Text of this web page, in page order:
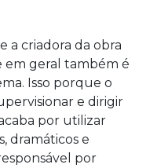
a criadora da obra
em geral também é
Isso porque o
e dirigir
por utilizar
dramáticos e
por